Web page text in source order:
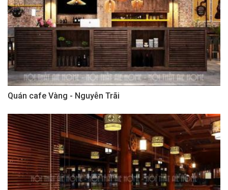
Quán cafe Vàng - Nguyễn Trãi